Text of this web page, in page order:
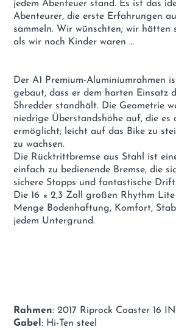
jedem Abenteuer stand. Es ist das
Abenteurer, die erste Erfahrungen
sammeln. Wir wünschten; wir hätten
als wir noch Kinder waren …
Der A1 Premium-Aluminiumrahmen
gebaut, dass er dem harten Einsatz
Shredder standhält. Die Geometrie
niedrige Überstandshöhe auf, die es
ermöglicht; leicht auf das Bike zu
zu wachsen.
Die Rücktrittbremse aus Stahl ist
einfach zu bedienende Bremse, die
sichere Stopps und fantastische
Die 16 × 2,3 Zoll großen Rhythm
Menge Bodenhaftung, Komfort,
jedem Untergrund.
Rahmen: 2017 Riprock Coaster 16 INT
Gabel: Hi-Ten steel